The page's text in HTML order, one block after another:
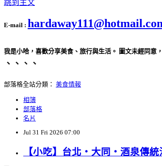
跳到主文
E-mail :
我是小哈，喜歡分享美食、旅行與生活。 圖文未經同意
、、、、
部落格全站分類： 美食情報
相簿
部落格
名片
Jul 31 Fri 2026 07:00
【小吃】台北‧大同‧酒泉傳